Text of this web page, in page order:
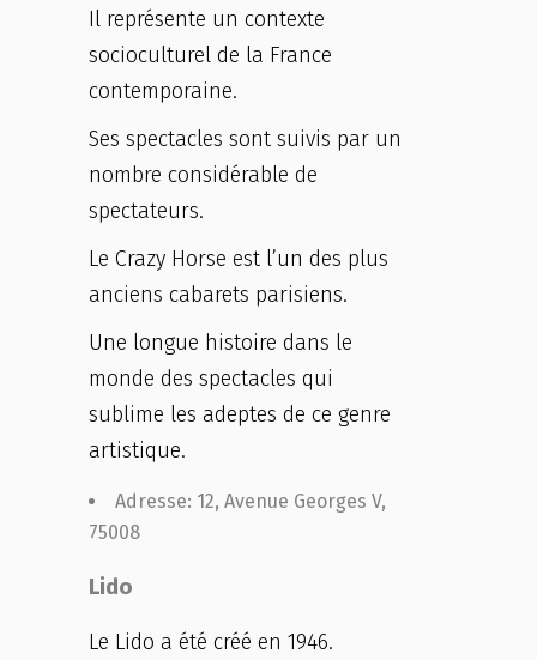
Il représente un contexte
socioculturel de la France
contemporaine.
Ses spectacles sont suivis par un
nombre considérable de
spectateurs.
Le Crazy Horse est l’un des plus
anciens cabarets parisiens.
Une longue histoire dans le
monde des spectacles qui
sublime les adeptes de ce genre
artistique.
Adresse: 12, Avenue Georges V,
75008
Lido
Le Lido a été créé en 1946.